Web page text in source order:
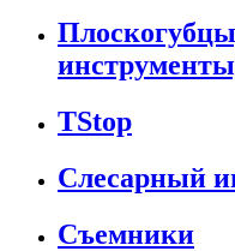
TStop
Слесарный
Съемники